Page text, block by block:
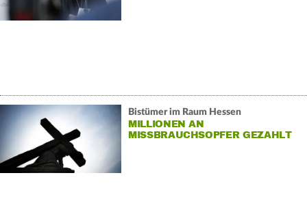
Bistümer im Raum Hessen
MILLIONEN AN
MISSBRAUCHSOPFER GEZAHLT